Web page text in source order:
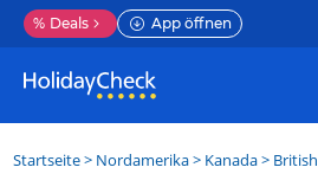
% Deals App öffnen
Startseite> Nordamerika> Kanada>